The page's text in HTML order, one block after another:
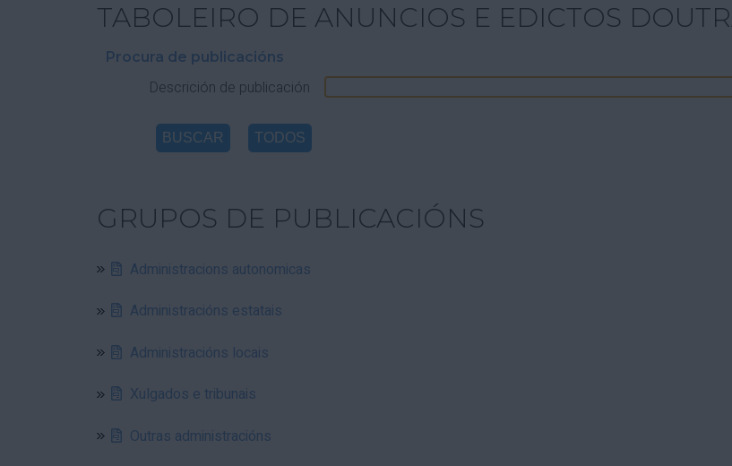
TABOLEIRO DE ANUNCIOS E EDICTOS
Procura de publicacións
Descrición de publicación
GRUPOS DE PUBLICACIÓNS
Administracions autonomicas
Administracións estatais
Administracións locais
Xulgados e tribunais
Outras administracións